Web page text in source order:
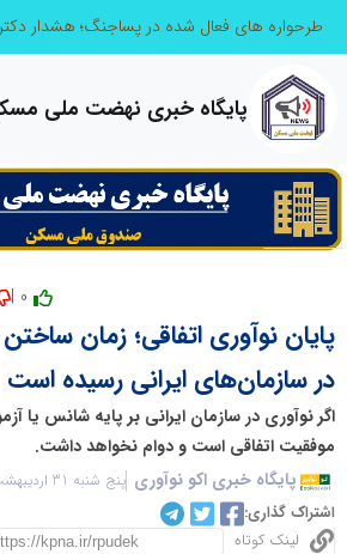
پایگاه خبری نهضت ملی
پایان نوآوری اتفاقی؛ زمان
در سازمان‌های ایرانی رسیده است
اگر نوآوری در سازمان ایرانی بر پایه شانس یا
موفقیت اتفاقی است و دوام نخواهد داشت.
پایگاه خبری اکو نوآوری پنج شنبه 31 اردیبهشت 1405 - 08:50
اشتراک گذاری:
لینک کوتاه